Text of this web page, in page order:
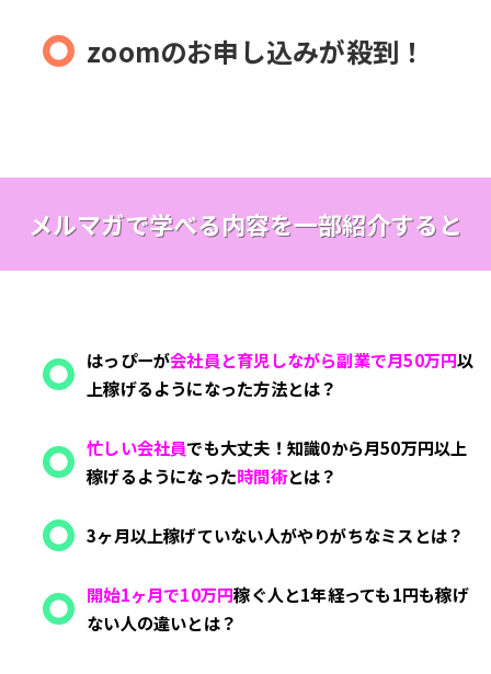
zoomのお申し込みが殺到！
メルマガで学べる内容を一部紹介すると
はっぴーが会社員と育児しながら副業で月50万円以
上稼げるようになった方法とは？
忙しい会社員でも大丈夫！知識0から月50万円以上
稼げるようになった時間術とは？
3ヶ月以上稼げていない人がやりがちなミスとは？
開始1ヶ月で10万円稼ぐ人と1年経っても1円も稼げ
ない人の違いとは？